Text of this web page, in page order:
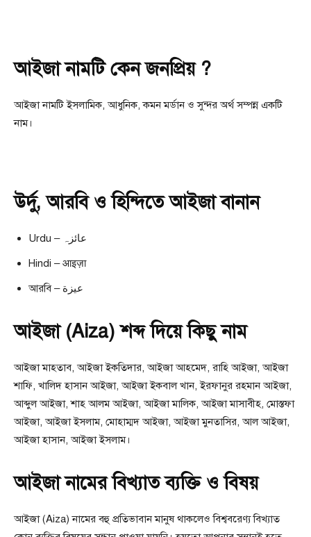
আইজা নামটি কেন জনপ্রিয় ?
আইজা নামটি ইসলামিক, আধুনিক, কমন মর্ডান ও সুন্দর অর্থ সম্পন্ন একটি
নাম।
উর্দু, আরবি ও হিন্দিতে আইজা বানান
Urdu – عائزہ
Hindi – आइज़ा
আরবি – عيزة
আইজা (Aiza) শব্দ দিয়ে কিছু নাম
আইজা মাহতাব, আইজা ইকতিদার, আইজা আহমেদ, রাহি আইজা, আইজা
শাফি, খালিদ হাসান আইজা, আইজা ইকবাল খান, ইরফানুর রহমান আইজা,
আব্দুল আইজা, শাহ আলম আইজা, আইজা মালিক, আইজা মাসাবীহ, মোস্তফা
আইজা, আইজা ইসলাম, মোহাম্মদ আইজা, আইজা মুনতাসির, আল আইজা,
আইজা হাসান, আইজা ইসলাম।
আইজা নামের বিখ্যাত ব্যক্তি ও বিষয়
আইজা (Aiza) নামের বহু প্রতিভাবান মানুষ থাকলেও বিশ্ববরেণ্য বিখ্যাত